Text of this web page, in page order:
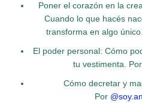
Poner el corazón en la
Cuando lo que hacés
transforma en algo
El poder personal: Cómo
tu vestimenta. Por
Cómo decretar y
Por